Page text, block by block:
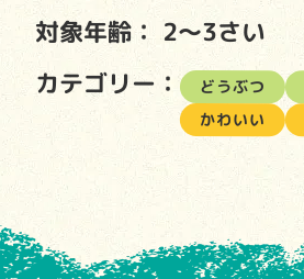
対象年齢：2～3さい
カテゴリー： どうぶつ
かわいい